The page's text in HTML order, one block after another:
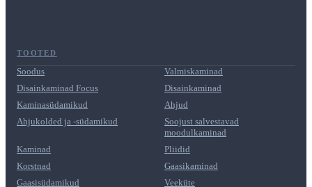
TOOTED
Soodus
Valmiskaminad
Disainkaminad Focus
Disainkaminad
Kaminasüdamikud
Ahjud
Ahjukolded ja -südamikud
Soojust salvestavad
moodulkaminad
Kaminad
Pliidid
Korstnad
Gaasikaminad
Gaasisüdamikud
Veeküte